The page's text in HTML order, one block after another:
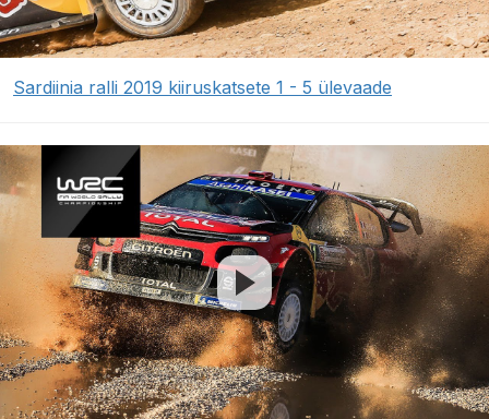
Sardiinia ralli 2019 kiiruskatsete 1 - 5 ülevaade